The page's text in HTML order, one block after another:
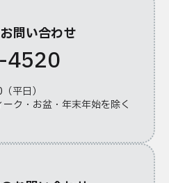
問い合わせ
4520
平日）
ク・お盆・年末年始を除く